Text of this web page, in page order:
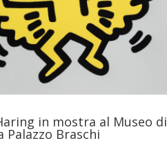
in mostra al Museo di
Palazzo Braschi